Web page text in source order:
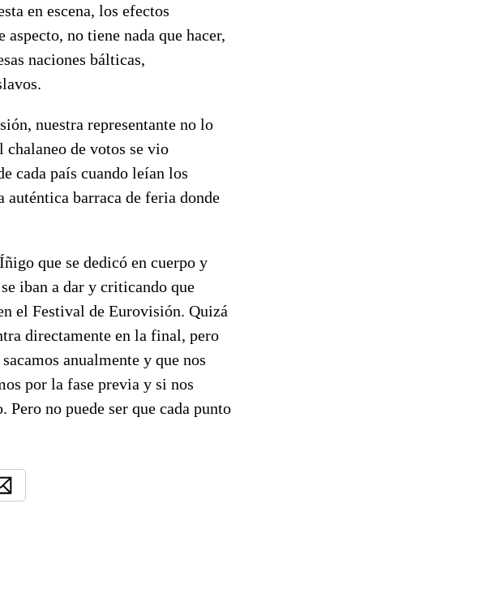
en escena, los efectos
no tiene nada que hacer,
naciones bálticas,
nuestra representante no lo
de votos se vio
cada país cuando leían los
auténtica barraca de feria donde
que se dedicó en cuerpo y
iban a dar y criticando que
el Festival de Eurovisión. Quizá
directamente en la final, pero
anualmente y que nos
por la fase previa y si nos
Pero no puede ser que cada punto